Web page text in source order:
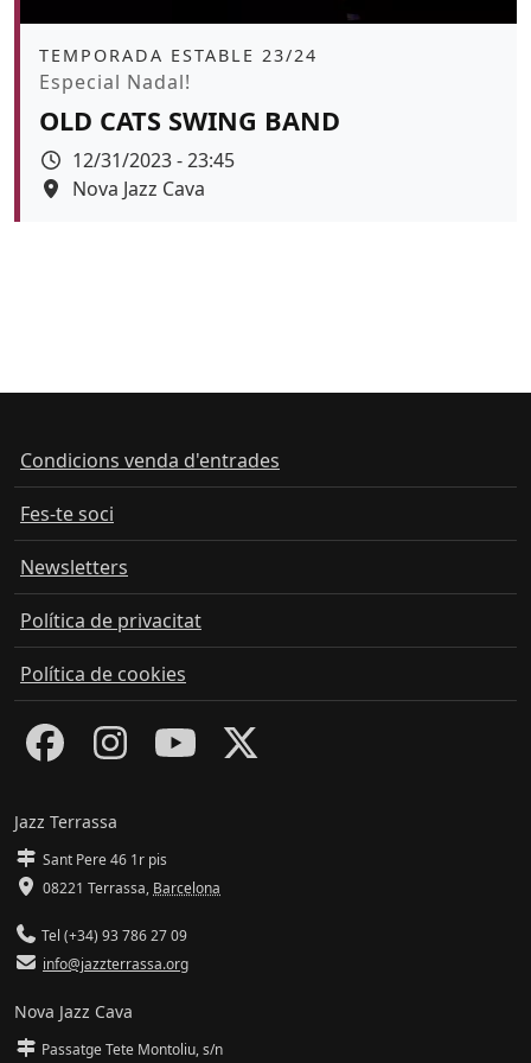
Àmbit
TEMPORADA ESTABLE 23/24
Promoció
Especial Nadal!
OLD CATS SWING BAND
Data
12/31/2023 - 23:45
Espai
Nova Jazz Cava
Condicions venda d'entrades
Fes-te soci
Newsletters
Política de privacitat
Política de cookies
Jazz Terrassa
Sant Pere 46 1r pis
08221 Terrassa, Barcelona
Tel (+34) 93 786 27 09
info@jazzterrassa.org
Nova Jazz Cava
Passatge Tete Montoliu, s/n